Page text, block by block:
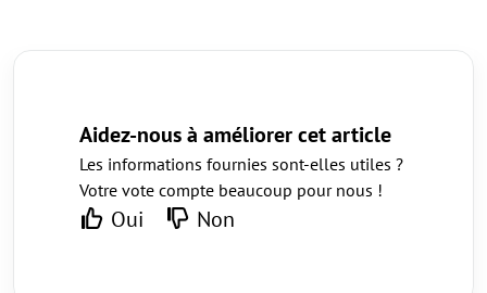
Aidez-nous à améliorer cet article
Les informations fournies sont-elles utiles ?
Votre vote compte beaucoup pour nous !
Oui Non